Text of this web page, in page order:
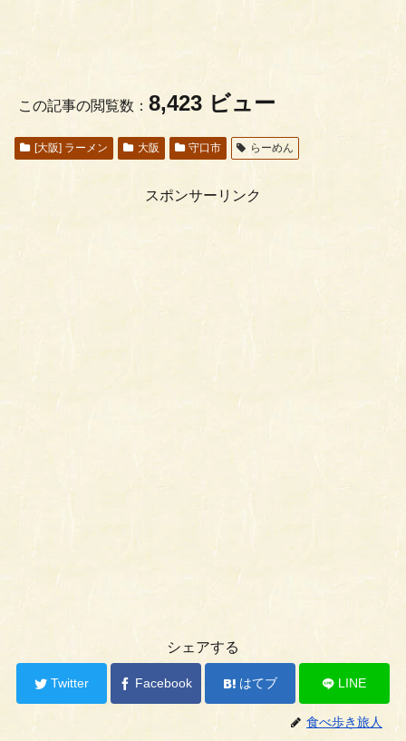
この記事の閲覧数： 8,423 ビュー
[大阪] ラーメン 大阪 守口市 らーめん
スポンサーリンク
シェアする
Twitter Facebook はてブ LINE
食べ歩き旅人